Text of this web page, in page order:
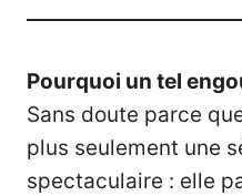
Pourquoi un tel
Sans doute parce
plus seulement une
spectaculaire : elle